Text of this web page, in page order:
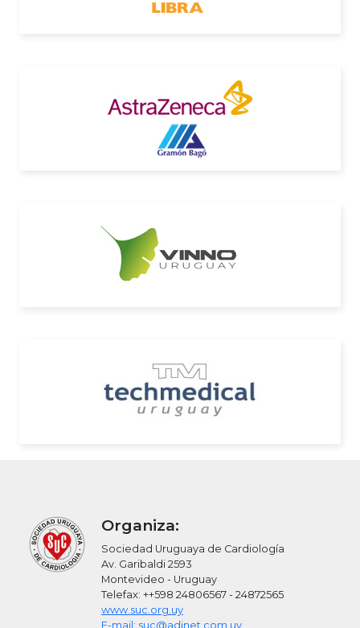
Organiza:
Sociedad Uruguaya de Cardiología
Av. Garibaldi 2593
Montevideo - Uruguay
Telefax: ++598 24806567 - 24872565
www.suc.org.uy
E-mail: suc@adinet.com.uy